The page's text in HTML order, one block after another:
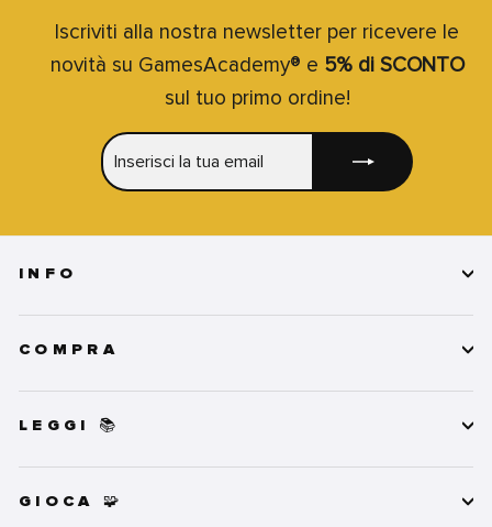
Iscriviti alla nostra newsletter per ricevere le
novità su GamesAcademy® e 5% di SCONTO
sul tuo primo ordine!
LA
INFO
COMPRA
LEGGI 📚
GIOCA 🧩